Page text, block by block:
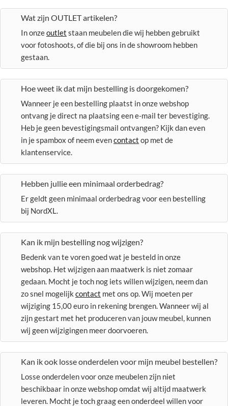
Wat zijn OUTLET artikelen?
In onzeoutlet staan meubelen die wij hebben gebruikt
voor fotoshoots, of die bij ons in de showroom hebben
gestaan.
Hoe weet ik dat mijn bestelling is doorgekomen?
Wanneer je een bestelling plaatst in onze webshop
ontvang je direct na plaatsing een e-mail ter bevestiging.
Heb je geen bevestigingsmail ontvangen? Kijk dan even
in je spambox of neem evencontact op met de
klantenservice.
Hebben jullie een minimaal orderbedrag?
Er geldt geen minimaal orderbedrag voor een bestelling
bij NordXL.
Kan ik mijn bestelling nog wijzigen?
Bedenk van te voren goed wat je besteld in onze
webshop. Het wijzigen aan maatwerk is niet zomaar
gedaan. Mocht je toch nog iets willen wijzigen, neem dan
zo snel mogelijk contact met ons op. Wij moeten per
wijziging 15,00 euro in rekening brengen. Wanneer wij al
zijn gestart met het produceren van jouw meubel, kunnen
wij geen wijzigingen meer doorvoeren.
Kan ik ook losse onderdelen voor mijn meubel bestellen?
Losse onderdelen voor onze meubelen zijn niet
beschikbaar in onze webshop omdat wij altijd maatwerk
leveren. Mocht je toch graag een onderdeel willen voor